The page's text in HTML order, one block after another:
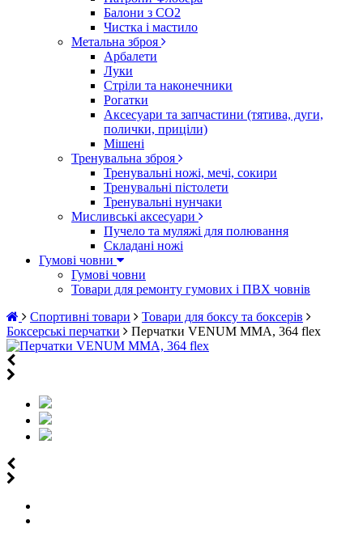
Балони з CO2
Чистка і мастило
Метальна зброя
Арбалети
Луки
Стріли та наконечники
Рогатки
Аксесуари та запчастини (тятива, дуги,
полички, приціли)
Мішені
Тренувальна зброя
Тренувальні ножі, мечі, сокири
Тренувальні пістолети
Тренувальні нунчаки
Мисливські аксесуари
Пучело та муляжі для полювання
Складані ножі
Гумові човни
Гумові човни
Товари для ремонту гумових і ПВХ човнів
Спортивні товари
Товари для боксу та боксерів
Боксерські перчатки
Перчатки VENUM MMA, 364 flex